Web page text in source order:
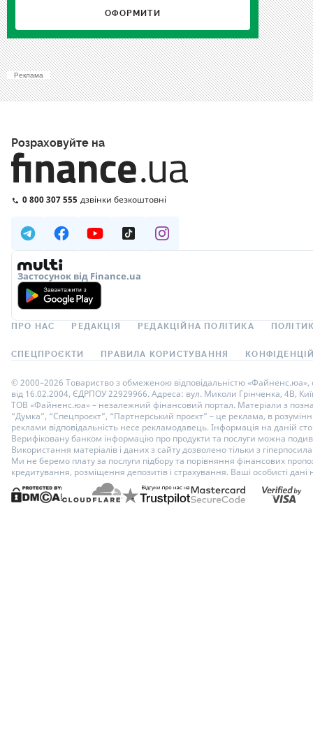
ОФОРМИТИ
Реклама
Розраховуйте на
0 800 307 555 дзвінки безкоштовні
Застосунок від Finance.ua
ПРО НАС РЕДАКЦІЯ РЕДАКЦІЙНА ПОЛІТИКА
СПЕЦПРОЄКТИ ПРАВИЛА КОРИСТУВАННЯ
© 2000–2026 Товариство з обмеженою відповідальністю «Файненс.юа»,
від 16.02.2004, ЄДРПОУ 22929966. Адреса: вул. Миколи Грінченка, 4В,
ТОВ «Файненс.юа» – незалежний фінансовий портал. Матеріали з
“Думка”, “Спецпроєкт”, “Партнерський проєкт” – це реклама, в
реклами відповідальність несе рекламодавець. Інформація на даній
Верифіковану банком інформацію про продукти та послуги можна
Використання матеріалів і даних з сайту дозволено тільки з
Ми не беремо плату за послуги підбору та порівняння фінансових
кредитування, розміщення депозитів і страхування. Ваші особисті